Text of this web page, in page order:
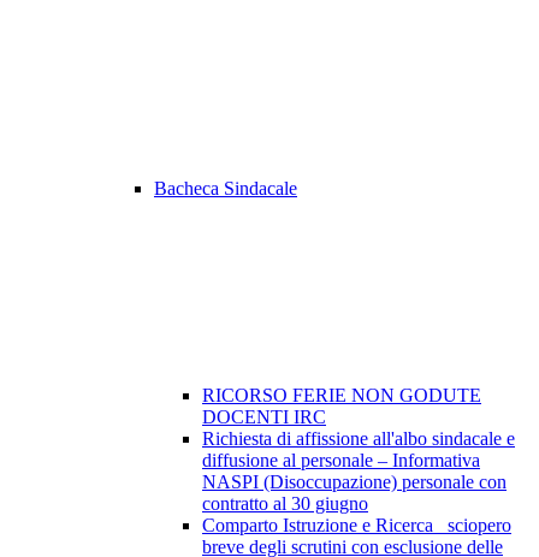
Bacheca Sindacale
RICORSO FERIE NON GODUTE
DOCENTI IRC
Richiesta di affissione all'albo sindacale e
diffusione al personale – Informativa
NASPI (Disoccupazione) personale con
contratto al 30 giugno
Comparto Istruzione e Ricerca_ sciopero
breve degli scrutini con esclusione delle